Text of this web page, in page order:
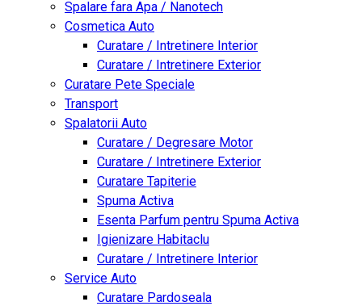
Spalare fara Apa / Nanotech
Cosmetica Auto
Curatare / Intretinere Interior
Curatare / Intretinere Exterior
Curatare Pete Speciale
Transport
Spalatorii Auto
Curatare / Degresare Motor
Curatare / Intretinere Exterior
Curatare Tapiterie
Spuma Activa
Esenta Parfum pentru Spuma Activa
Igienizare Habitaclu
Curatare / Intretinere Interior
Service Auto
Curatare Pardoseala